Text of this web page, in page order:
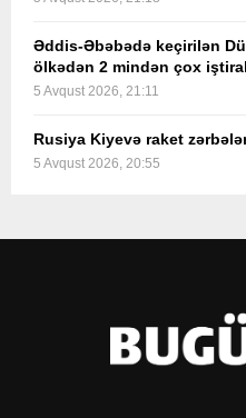
Əddis-Əbəbədə keçirilən
ölkədən 2 mindən çox
5 Avqust 2026, 21:11
Rusiya Kiyevə raket
5 Avqust 2026, 20:55